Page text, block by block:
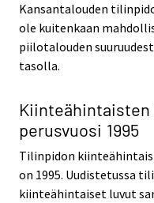
Kansantalouden
ole kuitenkaan
piilotalouden
tasolla.
perusvuosi 1995
Tilinpidon
on 1995. Uudistetussa
kiinteähintaiset luvut